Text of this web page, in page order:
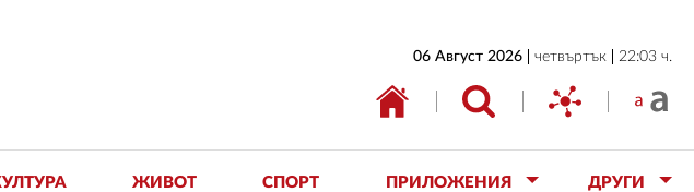
06 Август 2026 четвъртък 22:03 ч.
ЖИВОТ СПОРТ ПРИЛОЖЕНИЯ ДРУГИ
ИКОНОМИКА